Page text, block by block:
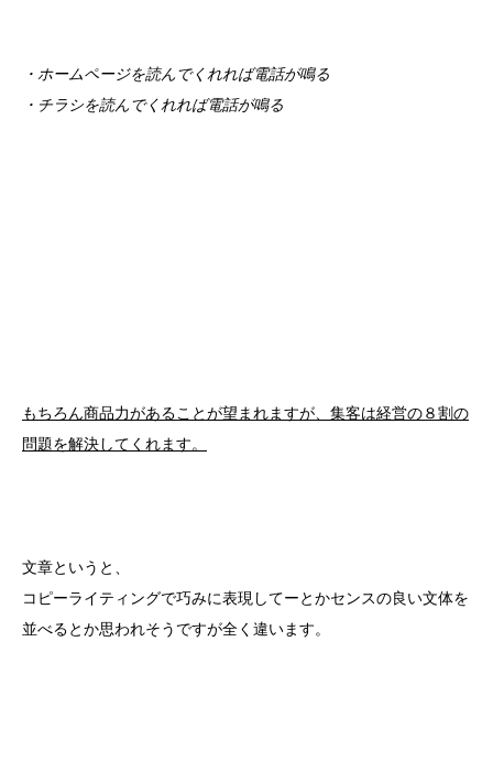
・ホームページを読んでくれれば電話が鳴る
・チラシを読んでくれれば電話が鳴る
もちろん商品力があることが望まれますが、集客は経営の８割の
問題を解決してくれます。
文章というと、
コピーライティングで巧みに表現してーとかセンスの良い文体を
並べるとか思われそうですが全く違います。